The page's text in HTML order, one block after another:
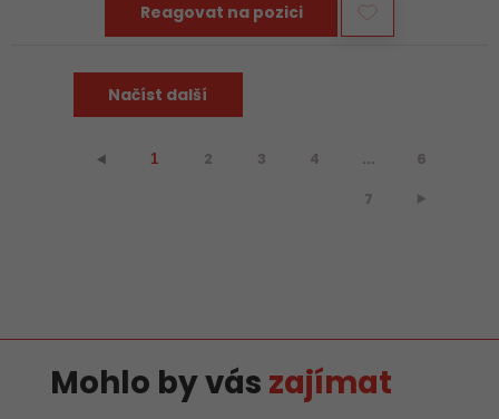
Reagovat na pozici
Načíst další
⯇ 1 2 3 4 ... 6
7 ⯈
Mohlo by vás zajímat